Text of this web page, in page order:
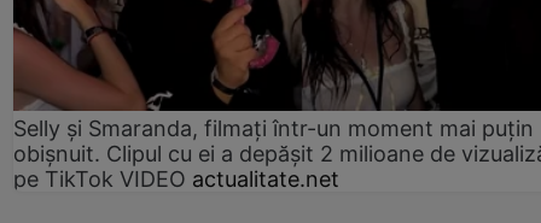
Selly și Smaranda, filmați într-un moment mai puțin
obișnuit. Clipul cu ei a depășit 2 milioane de
pe TikTok VIDEO actualitate.net